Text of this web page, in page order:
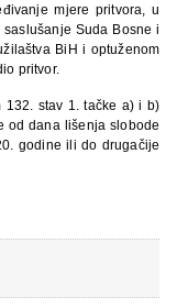
mjere pritvora, u
Suda Bosne i
BiH i optuženom
pritvor.
132. stav 1. tačke a) i b)
od dana lišenja slobode
godine ili do drugačije